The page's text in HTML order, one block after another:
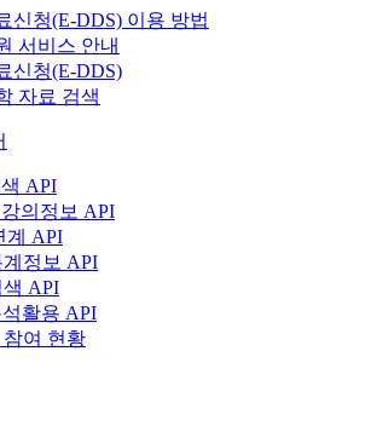
신청(E-DDS) 이용 방법
서비스 안내
신청(E-DDS)
자료 검색
API
의정보 API
계 API
계정보 API
색 API
활용 API
참여 현황